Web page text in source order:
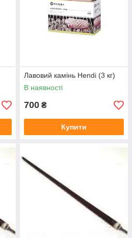
Лавовий камінь Hendi (3 кг)
В наявності
700 ₴
Купити